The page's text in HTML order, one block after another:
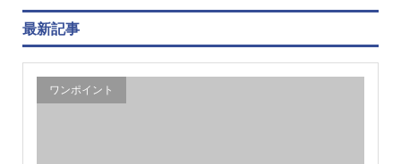
最新記事
ワンポイント